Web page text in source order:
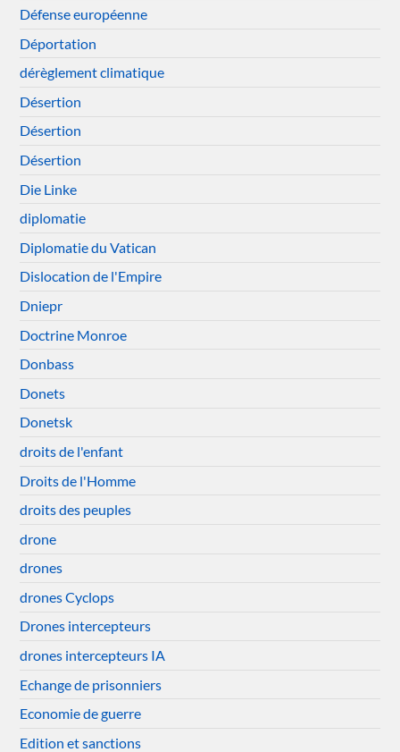
Défense européenne
Déportation
dérèglement climatique
Désertion
Désertion
Désertion
Die Linke
diplomatie
Diplomatie du Vatican
Dislocation de l'Empire
Dniepr
Doctrine Monroe
Donbass
Donets
Donetsk
droits de l'enfant
Droits de l'Homme
droits des peuples
drone
drones
drones Cyclops
Drones intercepteurs
drones intercepteurs IA
Echange de prisonniers
Economie de guerre
Edition et sanctions